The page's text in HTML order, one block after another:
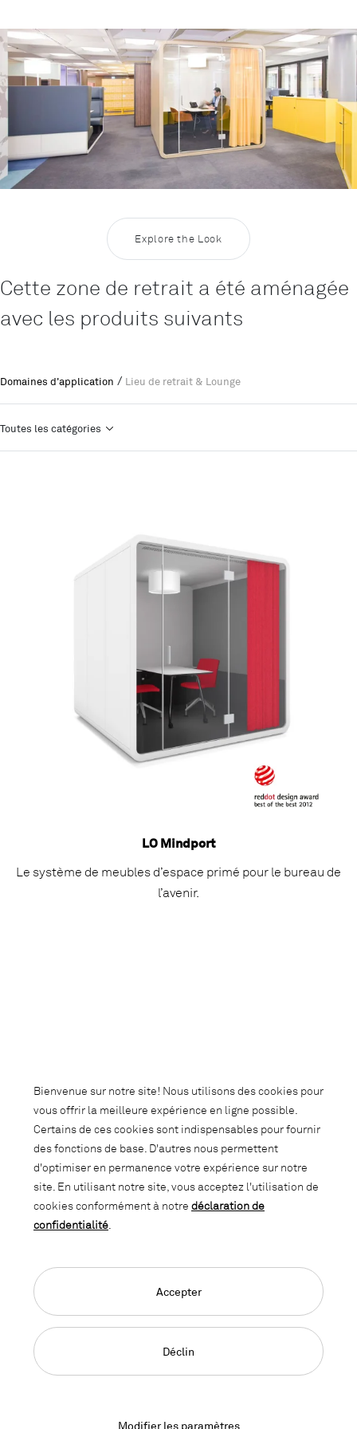
Inspiration Focus 4
Explore the Look
Cette zone de retrait a été aménagée
avec les produits suivants
Domaines d'application / Lieu de retrait & Lounge
Toutes les catégories
LO Mindport
Le système de meubles d’espace primé pour le bureau de
l’avenir.
Le système d’armoires en acier pour les espaces divisés
Bienvenue sur notre site! Nous utilisons des cookies pour
vous offrir la meilleure expérience en ligne possible.
Certains de ces cookies sont indispensables pour fournir
des fonctions de base. D'autres nous permettent
d'optimiser en permanence votre expérience sur notre
site. En utilisant notre site, vous acceptez l'utilisation de
cookies conformément à notre déclaration de
confidentialité
Modifier les paramètres
Déclin
Accepter